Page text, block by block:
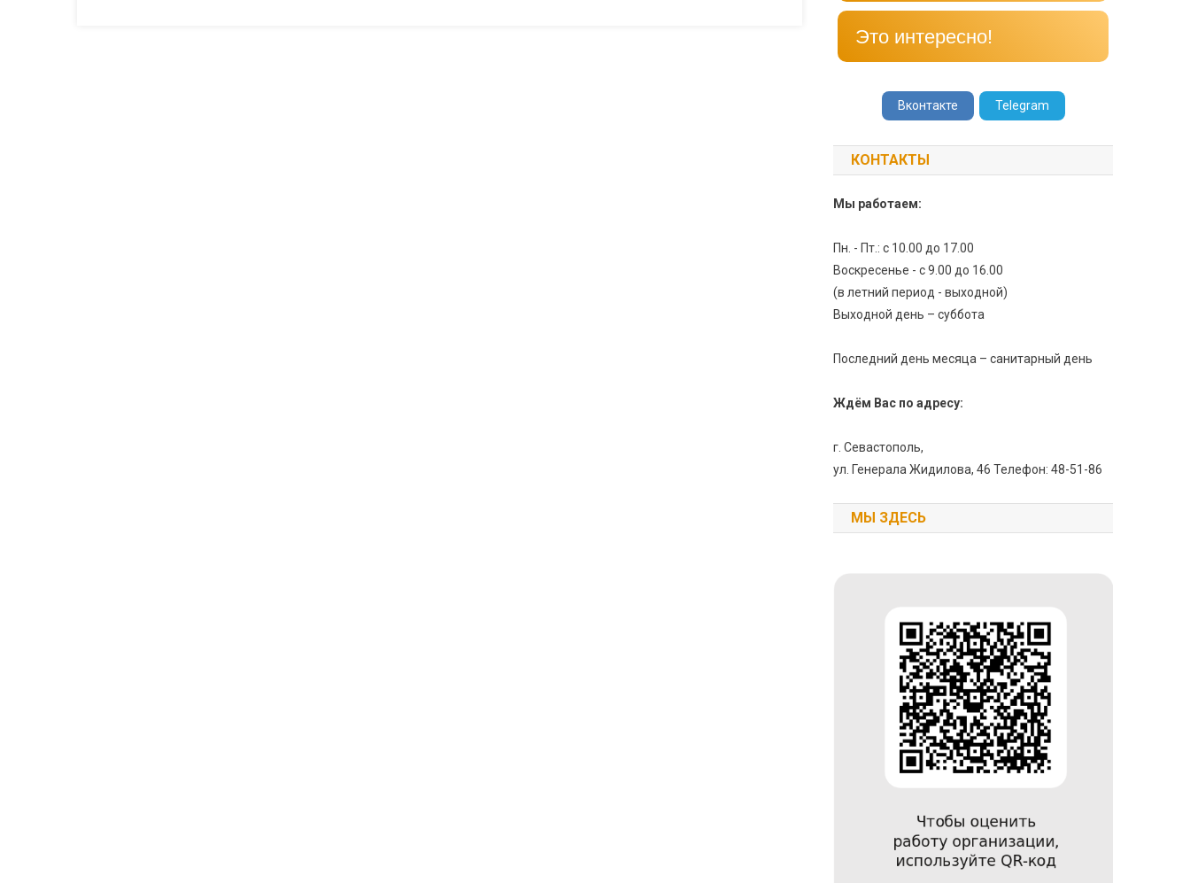
Это интересно!
Вконтакте Telegram
КОНТАКТЫ
Мы работаем:
Пн. - Пт.: с 10.00 до 17.00
Воскресенье - с 9.00 до 16.00
(в летний период - выходной)
Выходной день – суббота
Последний день месяца – санитарный день
Ждём Вас по адресу:
г. Севастополь,
ул. Генерала Жидилова, 46 Телефон: 48-51-86
МЫ ЗДЕСЬ